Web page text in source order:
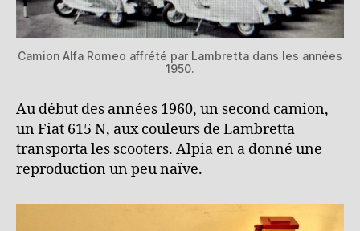
Camion Alfa Romeo affrété par Lambretta dans les années
1950.
Au début des années 1960, un second camion,
un Fiat 615 N, aux couleurs de Lambretta
transporta les scooters. Alpia en a donné une
reproduction un peu naïve.